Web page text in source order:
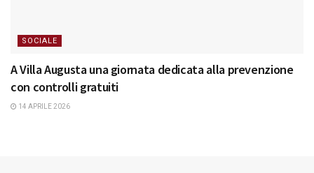
SOCIALE
A Villa Augusta una giornata dedicata alla prevenzione
con controlli gratuiti
14 APRILE 2026